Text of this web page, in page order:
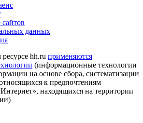
данных
hh.ru применяются
(информационные технологии
на основе сбора, систематизации
к предпочтениям
находящихся на территории